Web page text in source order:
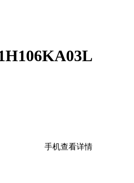
手机查看详情